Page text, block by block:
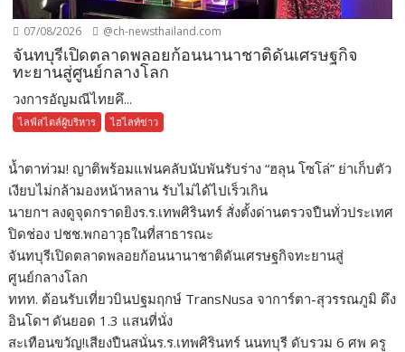
07/08/2026 @ch-newsthailand.com
จันทบุรีเปิดตลาดพลอยก้อนนานาชาติดันเศรษฐกิจ
ทะยานสู่ศูนย์กลางโลก
วงการอัญมณีไทยคึ...
ไลฟ์สไตล์ผู้บริหาร ไฮไลท์ข่าว
น้ำตาท่วม! ญาติพร้อมแฟนคลับนับพันรับร่าง “ฮลุน โซโล่” ย่าเก็บตัว
เงียบไม่กล้ามองหน้าหลาน รับไม่ได้ไปเร็วเกิน
นายกฯ ลงดูจุดกราดยิงร.ร.เทพศิรินทร์ สั่งตั้งด่านตรวจปืนทั่วประเทศ
ปิดช่อง ปชช.พกอาวุธในที่สาธารณะ
จันทบุรีเปิดตลาดพลอยก้อนนานาชาติดันเศรษฐกิจทะยานสู่
ศูนย์กลางโลก
ททท. ต้อนรับเที่ยวบินปฐมฤกษ์ TransNusa จาการ์ตา-สุวรรณภูมิ ดึง
อินโดฯ ดันยอด 1.3 แสนที่นั่ง
สะเทือนขวัญ!เสียงปืนสนั่นร.ร.เทพศิรินทร์ นนทบุรี ดับรวม 6 ศพ ครู